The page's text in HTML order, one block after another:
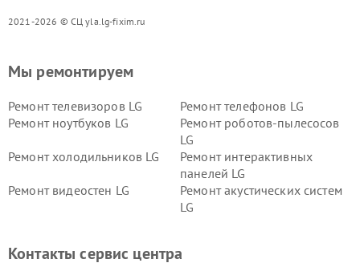
2021-2026 © СЦ yla.lg-fixim.ru
Мы ремонтируем
Ремонт телевизоров LG
Ремонт телефонов LG
Ремонт ноутбуков LG
Ремонт роботов-пылесосов
LG
Ремонт холодильников LG
Ремонт интерактивных
панелей LG
Ремонт видеостен LG
Ремонт акустических систем
LG
Ремонт морозильных камер
Ремонт вертикальных
Контакты сервис центра